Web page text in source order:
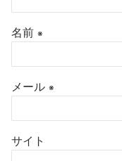
名前 ※
メール ※
サイト